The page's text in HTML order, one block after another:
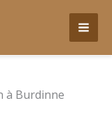
à Burdinne